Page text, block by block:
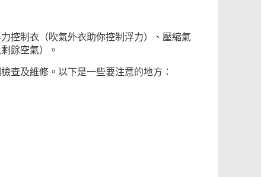
控制衣（吹氣外衣助你控制浮力）、壓縮氣
餘空氣）。
查及維修。以下是一些要注意的地方：